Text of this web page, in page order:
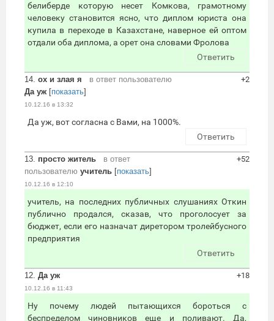
белиберде которую несет Комкова, грамотному
человеку становится ясно, что диплом юриста она
купила в переходе в Казахстане, наверное ей оптом
отдали оба диплома, а орет она словами Фролова
Ответить
14. ох и злая я
в ответ пользователю
Да уж [показать]
10.12.16 в 13:32
+2
Да уж, вот согласна с Вами, на 1000%.
Ответить
13. просто житель
в ответ
пользователю учитель [показать]
10.12.16 в 12:10
+52
учитель, на последних публичных слушаниях Откин
публично продался, сказав, что проголосует за
бюджет, если его назначат диретором тролейбусного
предприятия
Ответить
12. Да уж
10.12.16 в 11:43
+18
Ну почему людей пытающихся бороться с
беспределом чиновников еще и поливают. Да,